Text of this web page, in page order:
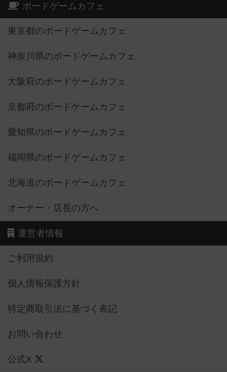
ボードゲームカフェ
東京都のボードゲームカフェ
神奈川県のボードゲームカフェ
大阪府のボードゲームカフェ
京都府のボードゲームカフェ
愛知県のボードゲームカフェ
福岡県のボードゲームカフェ
北海道のボードゲームカフェ
オーナー・店長の方へ
運営者情報
ご利用規約
個人情報保護方針
特定商取引法に基づく表記
お問い合わせ
公式X